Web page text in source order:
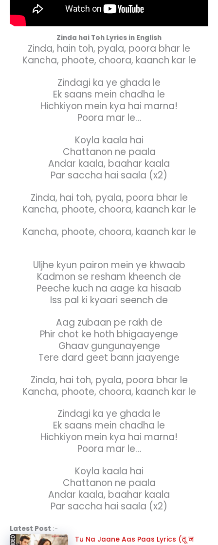
Zinda hai Toh Lyrics in English
Zinda, hain toh, pyala, poora bhar le
Kancha, phoote, choora, kaanch kar le
Zindagi ka ye ghada le
Ek saans mein chadha le
Hichkiyon mein kya hai marna!
Poora mar le…
Koyla kaala hai
Chattanon ne paala
Andar kaala, baahar kaala
Par saccha hai saala (x2)
Zinda, hai toh, pyala, poora bhar le
Kancha, phoote, choora, kaanch kar le
Kancha, phoote, choora, kaanch kar le
Uljhe kyun pairon mein ye khwaab
Kadmon se resham kheench de
Peeche kuch na aage ka hisaab
Iss pal ki kyaari seench de
Aag zubaan pe rakh de
Phir chot ke hoth bhigaayenge
Ghaav gungunayenge
Tere dard geet bann jaayenge
Zinda, hai toh, pyala, poora bhar le
Kancha, phoote, choora, kaanch kar le
Zindagi ka ye ghada le
Ek saans mein chadha le
Hichkiyon mein kya hai marna!
Poora mar le…
Koyla kaala hai
Chattanon ne paala
Andar kaala, baahar kaala
Par saccha hai saala (x2)
Latest Post :-
Tu Na Jaane Aas Paas Lyrics (तू न